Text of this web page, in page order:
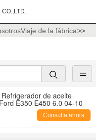
CO.,LTD.
Viaje de la fábrica>>
de aceite
E350 E450 6.0 04-10
Consulta ahora